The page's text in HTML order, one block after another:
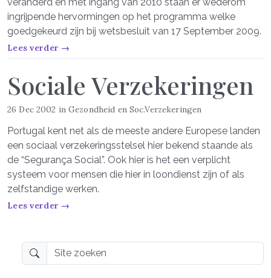
ingrijpende hervormingen op het programma welke
goedgekeurd zijn bij wetsbesluit van 17 September 2009.
Lees verder →
Sociale Verzekeringen
26 Dec 2002 inGezondheid en Soc.Verzekeringen
Portugal kent net als de meeste andere Europese landen
een sociaal verzekeringsstelsel hier bekend staande als
de “Segurança Social”. Ook hier is het een verplicht
systeem voor mensen die hier in loondienst zijn of als
zelfstandige werken.
Lees verder →